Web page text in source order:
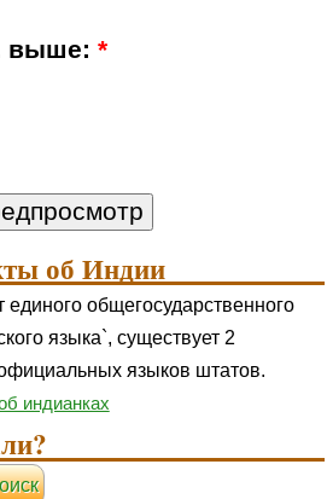
выше:*
об Индии
общегосударственного
языка`, существует 2
языков штатов.
индианках